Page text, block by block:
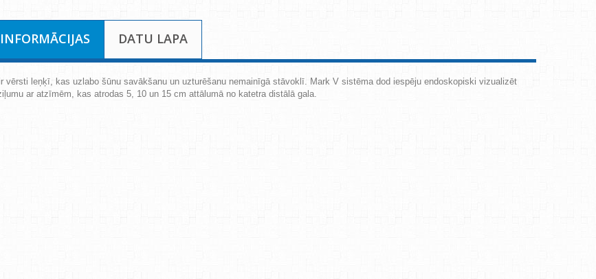
DATU LAPA
vērsti leņķī, kas uzlabo šūnu savākšanu un uzturēšanu nemainīgā stāvoklī. Mark V sistēma dod iespēju endoskopiski vizualizēt
ar atzīmēm, kas atrodas 5, 10 un 15 cm attālumā no katetra distālā gala.